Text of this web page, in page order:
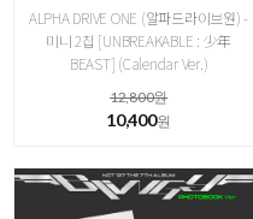
ALPHA DRIVE ONE (알파드라이브원) -
미니 2집 [ UNBREAKABLE : 少年
BEAST] ( Calendar Ver.)
12,800원
10,400원